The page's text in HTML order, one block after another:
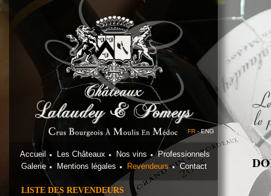
FR -ENG
Accueil Les Châteaux Nos vins
Professionnels
Galerie
Mentions légales Revendeurs Contact
LISTE DES REVENDEURS